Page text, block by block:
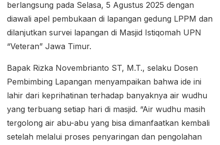
berlangsung pada Selasa, 5 Agustus 2025 dengan
diawali apel pembukaan di lapangan gedung LPPM dan
dilanjutkan survei lapangan di Masjid Istiqomah UPN
“Veteran” Jawa Timur.
Bapak Rizka Novembrianto ST, M.T., selaku Dosen
Pembimbing Lapangan menyampaikan bahwa ide ini
lahir dari keprihatinan terhadap banyaknya air wudhu
yang terbuang setiap hari di masjid. “Air wudhu masih
tergolong air abu-abu yang bisa dimanfaatkan kembali
setelah melalui proses penyaringan dan pengolahan